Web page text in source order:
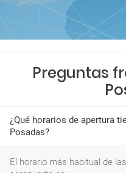
Preguntas
¿Qué horarios de apertura
Posadas?
El horario más habitual de